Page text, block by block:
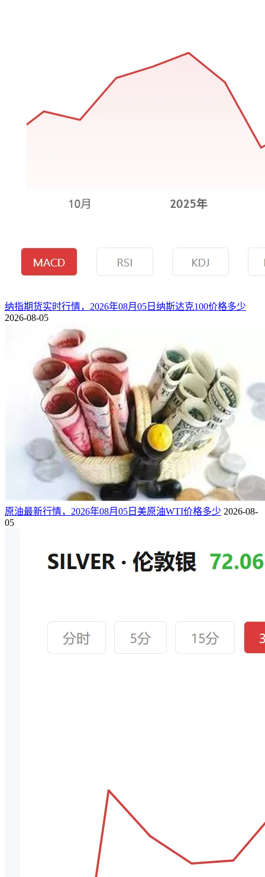
纳指期货实时行情，2026年08月05日纳斯达克100价格多少
2026-08-05
原油最新行情，2026年08月05日美原油WTI价格多少 2026-08-
05